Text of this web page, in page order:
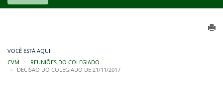
VOCÊ ESTÁ AQUI:
CVM
REUNIÕES DO COLEGIADO
DECISÃO DO COLEGIADO DE 21/11/2017